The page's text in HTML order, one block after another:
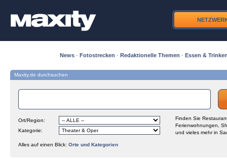
News · Fotostrecken · Redaktionelle Themen · Essen &
Maxity.de durchsuchen
Ort/Region:
Kategorie:
Finden Sie
Ferienwohnungen,
und vieles mehr in
Alles auf einen Blick: Orte und Kategorien